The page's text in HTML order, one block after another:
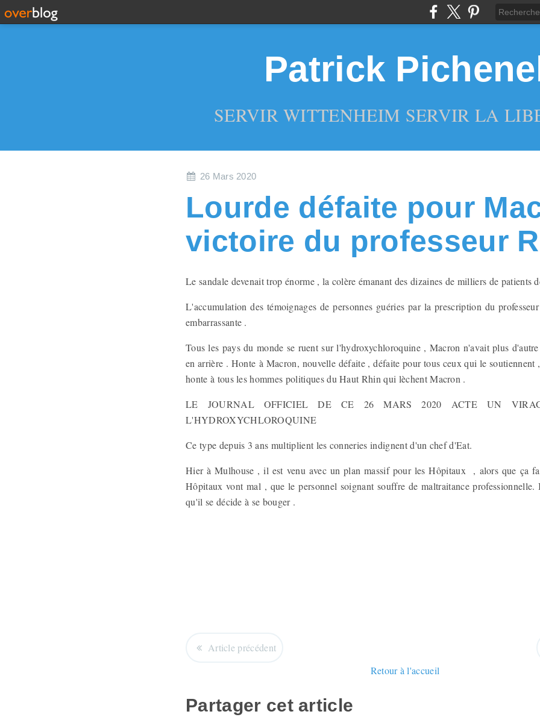
Patrick
SERVIR WITTENHEIM SERVIR LA
26 Mars 2020
Lourde défaite pour
victoire du professeur
Le sandale devenait trop énorme , la colère émanant des dizaines de milliers de patients
L'accumulation des témoignages de personnes guéries par la prescription du
embarrassante .
Tous les pays du monde se ruent sur l'hydroxychloroquine , Macron n'avait plus
en arrière . Honte à Macron, nouvelle défaite , défaite pour tous ceux qui le soutiennent
honte à tous les hommes politiques du Haut Rhin qui lèchent Macron .
LE JOURNAL OFFICIEL DE CE 26 MARS 2020 ACTE UN
L'HYDROXYCHLOROQUINE
Ce type depuis 3 ans multiplient les conneries indignent d'un chef d'Eat.
Hier à Mulhouse , il est venu avec un plan massif pour les Hôpitaux , alors que ça
Hôpitaux vont mal , que le personnel soignant souffre de maltraitance
qu'il se décide à se bouger .
Article précédent
Retour à l'accueil
Partager cet article